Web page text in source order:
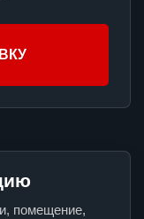
помещение,